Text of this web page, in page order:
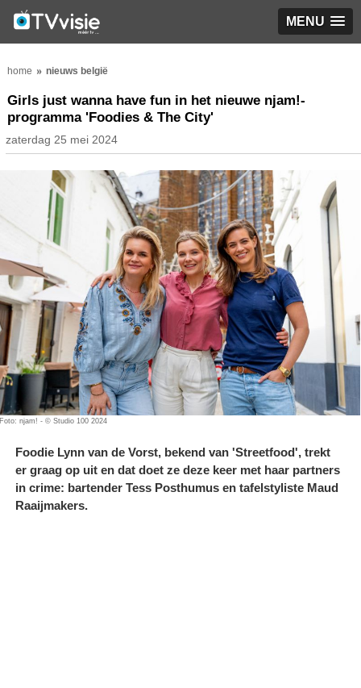
MENU
home nieuws belgië
Girls just wanna have fun in het nieuwe njam!-
programma 'Foodies & The City'
zaterdag 25 mei 2024
Foto: njam! - © Studio 100 2024
Foodie Lynn van de Vorst, bekend van 'Streetfood', trekt
er graag op uit en dat doet ze deze keer met haar partners
in crime: bartender Tess Posthumus en tafelstyliste Maud
Raaijmakers.